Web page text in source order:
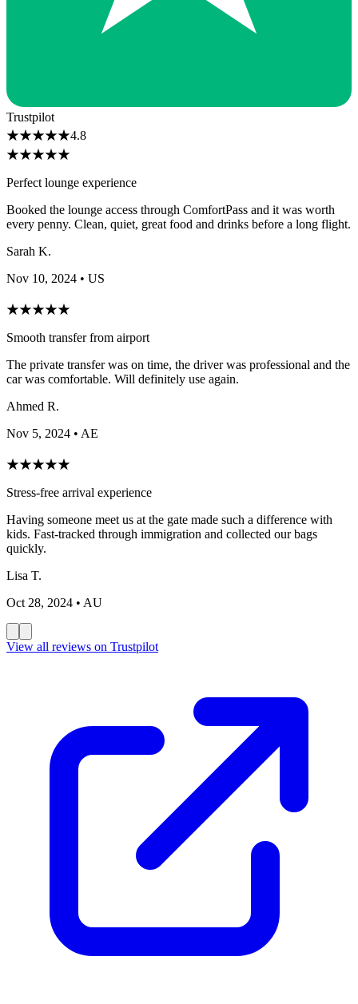
Trustpilot
★★★★★4.8
★★★★★
Perfect lounge experience
Booked the lounge access through ComfortPass and it was worth
every penny. Clean, quiet, great food and drinks before a long flight.
Sarah K.
Nov 10, 2024 • US
★★★★★
Smooth transfer from airport
The private transfer was on time, the driver was professional and the
car was comfortable. Will definitely use again.
Ahmed R.
Nov 5, 2024 • AE
★★★★★
Stress-free arrival experience
Having someone meet us at the gate made such a difference with
kids. Fast-tracked through immigration and collected our bags
quickly.
Lisa T.
Oct 28, 2024 • AU
View all reviews on Trustpilot